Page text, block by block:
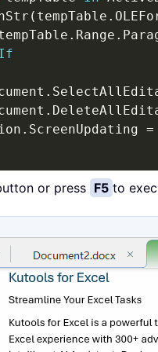
( tempTable .
. Range .
.
.
. ScreenUpdating =
or press F5 to